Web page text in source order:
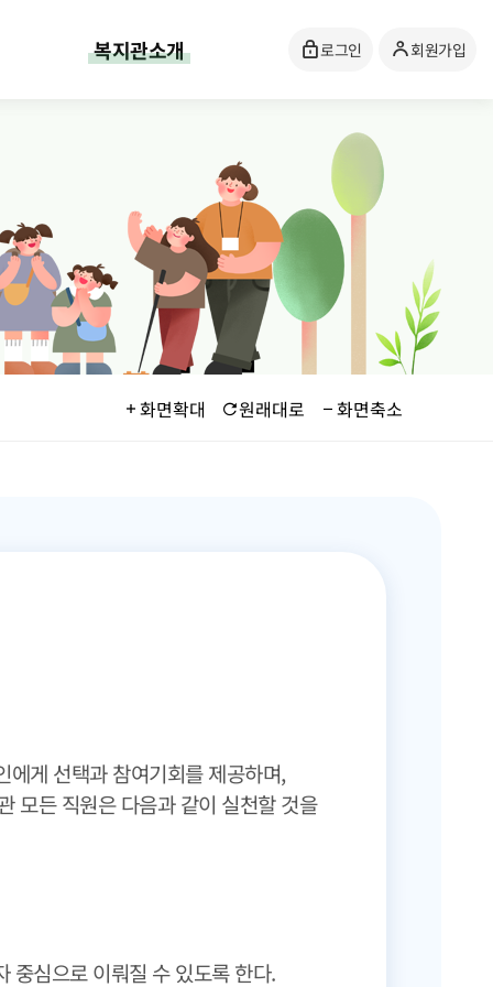
복지관소개 로그인 회원가입
화면확대 원래대로 화면축소
게 선택과 참여기회를 제공하며,
모든 직원은 다음과 같이 실천할 것을
중심으로 이뤄질 수 있도록 한다.